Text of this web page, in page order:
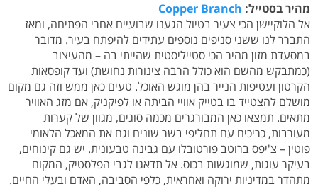
מהיר בסטייל: Copper Branch
אל הלוקיישן הכי צעיר בטיול הגענו שבועיים אחרי הפתיחה, ומאז
התברר לנו ששני סניפים נוספים עתידים להיפתח בעיר. מדובר
במסעדת מזון מהיר הכי סטייליסטית שהייתי בה – מהעיצוב
(כמתבקש מהשם הוא כולל הרבה צינורות נחושת) ועד קופסאות
הקרטון ועטיפות הנייר בהן מוגש האוכל. טעים כאן ממש וזה גם מקום
מושלם להצטייד בו בטייק אוויי הביתה או לפיקניק, אם מזג האוויר
מתאים. תמצאו כאן המבורגרים מכמה סוגים, מגוון של קערות
מעורבות, כריכים עם תחליפי בשר שונים וגם את המאכל הלאומי
פוטין – צ'יפס ברוטב פורטובלו עם גבינה טבעונית. יש גם קינוחים,
בעיקר עוגות, שמוגשות בכוס. אל תדאגו לגבי הפלסטיק, המקום
מתהדר במדיניות ירוקה ואחראית, כלפי הסביבה, האדם ובעלי החיים.